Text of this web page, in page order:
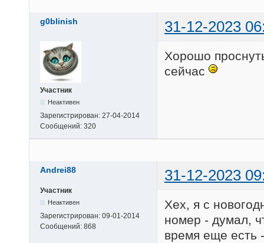
g0blinish 31-12-2023
Участник
Неактивен
Зарегистрирован: 27-04-2014
Сообщений: 320
Хорошо
сейчас
Andrei88 31-12-2023
Участник
Неактивен
Зарегистрирован: 09-01-2014
Сообщений: 868
Хех, я с
номер - думал,
время еще есть